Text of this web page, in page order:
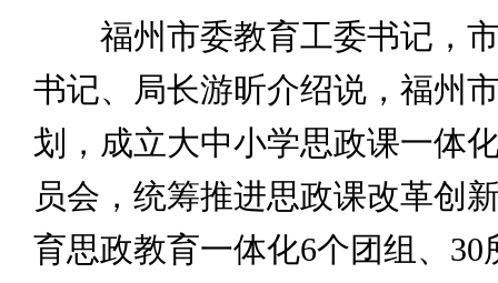
福州市委教育工委书记，市
书记、局长游昕介绍说，福州
划，成立大中小学思政课一体
员会，统筹推进思政课改革创
育思政教育一体化6个团组、30